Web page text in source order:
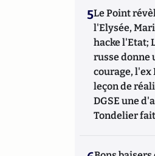
5Le Point
l'Elysée,
hacke l'Etat;
russe donne
courage, l'ex
leçon de
DGSE une
Tondelier